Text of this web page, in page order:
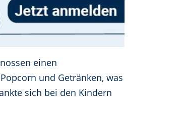
einen
und Getränken, was
sich bei den Kindern